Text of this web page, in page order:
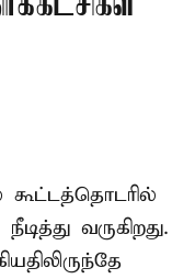
வருகிறது.